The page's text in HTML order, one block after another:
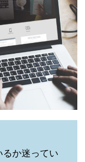
か迷ってい